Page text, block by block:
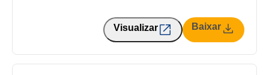
Visualizar Baixar